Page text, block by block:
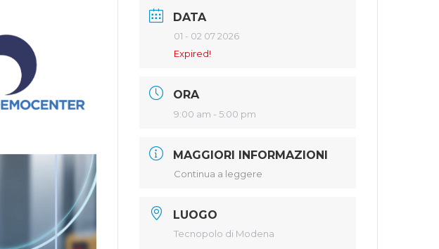
DATA
01 - 02 07 2026
Expired!
ORA
9:00 am - 5:00 pm
MAGGIORI INFORMAZIONI
Continua a leggere
LUOGO
Tecnopolo di Modena